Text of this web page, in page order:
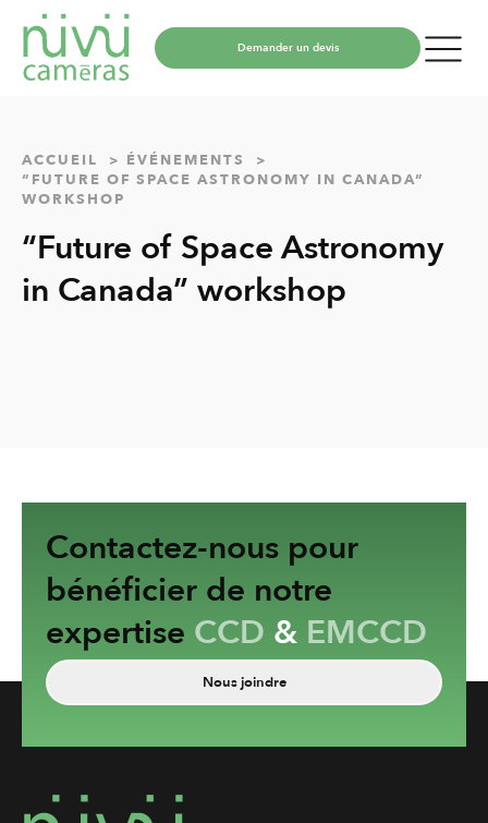
Demander un devis
ACCUEIL
ÉVÉNEMENTS
“FUTURE OF SPACE ASTRONOMY IN CANADA”
WORKSHOP
“Future of Space Astronomy
in Canada” workshop
Contactez-nous pour
bénéficier de notre
expertise CCD & EMCCD
Nous joindre